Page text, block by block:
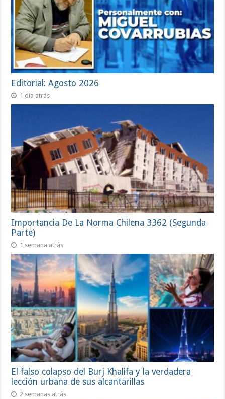
Editorial: Agosto 2026
1 día atrás
Importancia De La Norma Chilena 3362 (Segunda
Parte)
1 semana atrás
El falso colapso del Burj Khalifa y la verdadera
lección urbana de sus alcantarillas
2 semanas atrás